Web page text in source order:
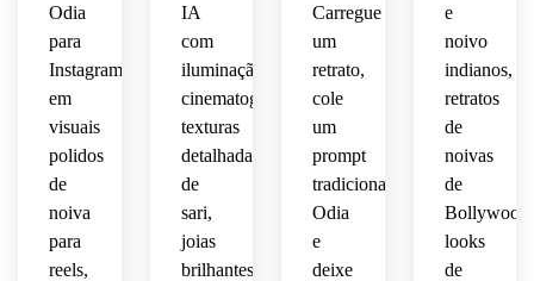
Odia
para
Instagram
em
visuais
polidos
de
noiva
para
reels,
IA
com
iluminação
cinematográfica,
texturas
detalhadas
de
sari,
joias
brilhantes,
Carregue
um
retrato,
cole
um
prompt
tradicional
Odia
e
deixe
e
noivo
indianos,
retratos
de
noivas
de
Bollywood,
looks
de